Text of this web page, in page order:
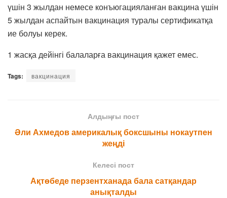
үшін 3 жылдан немесе конъюгацияланған вакцина үшін
5 жылдан аспайтын вакцинация туралы сертификатқа
ие болуы керек.
1 жасқа дейінгі балаларға вакцинация қажет емес.
Tags: вакцинация
Алдыңғы пост
Әли Ахмедов америкалық боксшыны нокаутпен
жеңді
Келесі пост
Ақтөбеде перзентханада бала сатқандар
анықталды